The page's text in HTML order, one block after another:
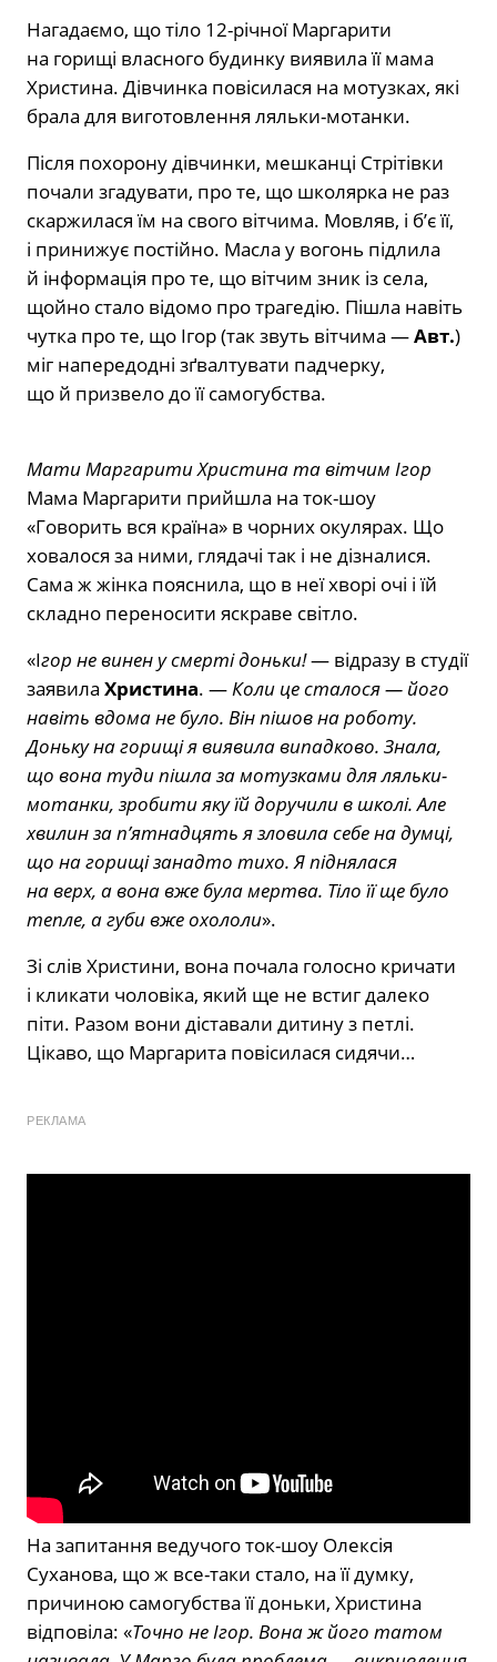
Нагадаємо, що тіло 12-річної Маргарити
на горищі власного будинку виявила її мама
Христина. Дівчинка повісилася на мотузках, які
брала для виготовлення ляльки-мотанки.
Після похорону дівчинки, мешканці Стрітівки
почали згадувати, про те, що школярка не раз
скаржилася їм на свого вітчима. Мовляв, і б’є її,
і принижує постійно. Масла у вогонь підлила
й інформація про те, що вітчим зник із села,
щойно стало відомо про трагедію. Пішла навіть
чутка про те, що Ігор (так звуть вітчима —Авт.)
міг напередодні зґвалтувати падчерку,
що й призвело до її самогубства.
Мати Маргарити Христина та вітчим Ігор
Мама Маргарити прийшла на ток-шоу
«Говорить вся країна» в чорних окулярах. Що
ховалося за ними, глядачі так і не дізналися.
Сама ж жінка пояснила, що в неї хворі очі і їй
складно переносити яскраве світло.
«Ігор не винен у смерті доньки!— відразу в студії
заявила Христина. —Коли це сталося — його
навіть вдома не було. Він пішов на роботу.
Доньку на горищі я виявила випадково. Знала,
що вона туди пішла за мотузками для ляльки-
мотанки, зробити яку їй доручили в школі. Але
хвилин за п’ятнадцять я зловила себе на думці,
що на горищі занадто тихо. Я піднялася
на верх, а вона вже була мертва. Тіло її ще було
тепле, а губи вже охололи».
Зі слів Христини, вона почала голосно кричати
і кликати чоловіка, який ще не встиг далеко
піти. Разом вони діставали дитину з петлі.
Цікаво, що Маргарита повісилася сидячи…
РЕКЛАМА
На запитання ведучого ток-шоу Олексія
Суханова, що ж все-таки стало, на її думку,
причиною самогубства її доньки, Христина
відповіла: «Точно не Ігор. Вона ж його татом